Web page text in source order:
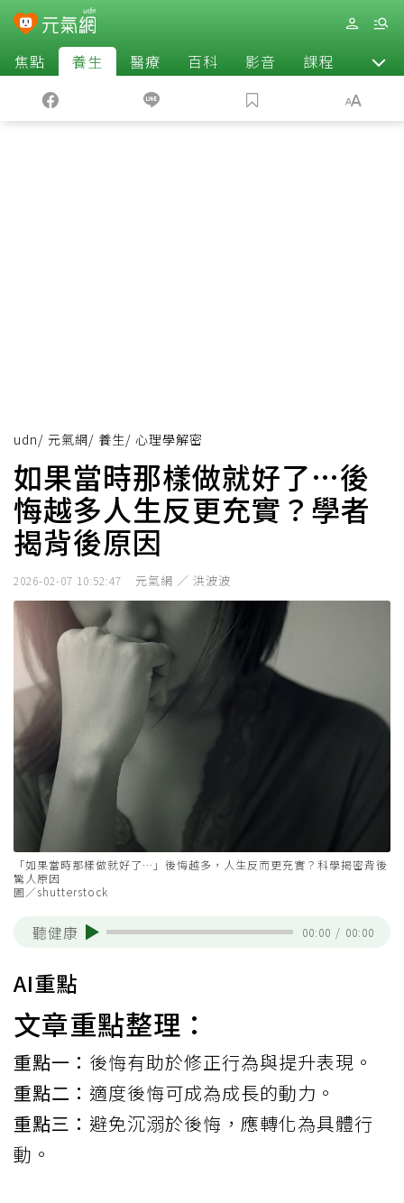
焦點 養生 醫療 百科 影音 課程 退休
udn/ 元氣網/ 養生/ 心理學解密
如果當時那樣做就好了…後
悔越多人生反更充實？學者
揭背後原因
2026-02-07 10:52:47 元氣網 ／ 洪波波
「如果當時那樣做就好了…」後悔越多，人生反而更充實？科學揭密背後
驚人原因
圖／shutterstock
聽健康 00:00 / 00:00
AI重點
文章重點整理：
重點一： 後悔有助於修正行為與提升表現。
重點二： 適度後悔可成為成長的動力。
重點三： 避免沉溺於後悔，應轉化為具體行
動。